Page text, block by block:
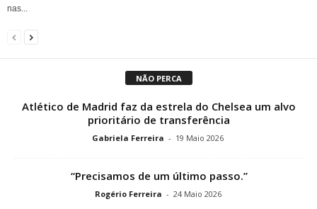
nas...
NÃO PERCA
Atlético de Madrid faz da estrela do Chelsea um alvo
prioritário de transferência
Gabriela Ferreira - 19 Maio 2026
“Precisamos de um último passo.”
Rogério Ferreira - 24 Maio 2026